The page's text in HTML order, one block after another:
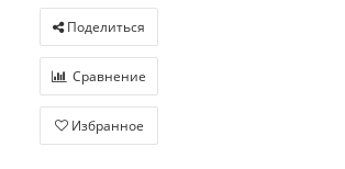
Поделиться
Сравнение
Избранное